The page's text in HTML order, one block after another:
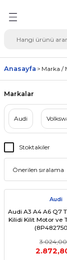
Seçimi Oto
Anasayfa Marka /
Markalar
Audi
Stoktakiler
Audi
Audi A3 A4 A6 Q7
Kilidi Kilit Motor ve